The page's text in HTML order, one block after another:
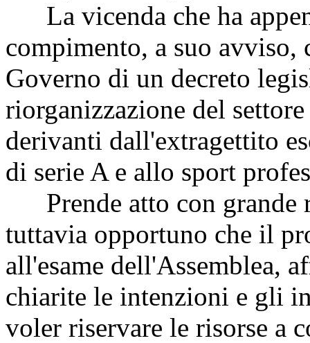
La vicenda che ha
compimento, a suo avviso,
Governo di un decreto
riorganizzazione del
derivanti dall'extragettito
di serie A e allo sport
Prende atto con grande
tuttavia opportuno che il
all'esame dell'Assemblea,
chiarite le intenzioni e gli
voler riservare le risorse a